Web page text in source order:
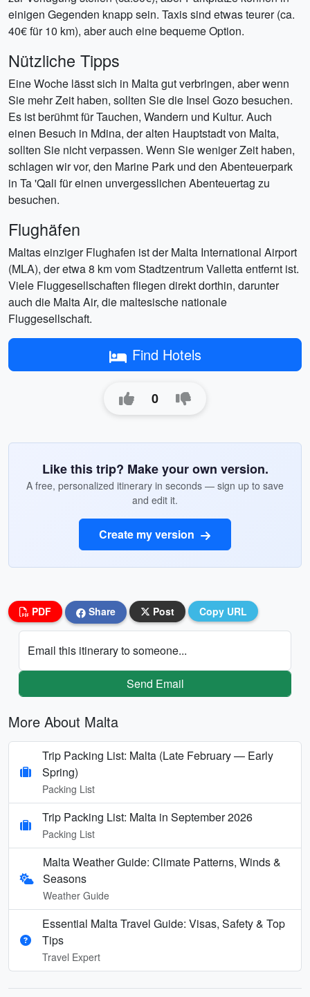
einigen Gegenden knapp sein. Taxis sind etwas teurer (ca.
40€ für 10 km), aber auch eine bequeme Option.
Nützliche Tipps
Eine Woche lässt sich in Malta gut verbringen, aber wenn
Sie mehr Zeit haben, sollten Sie die Insel Gozo besuchen.
Es ist berühmt für Tauchen, Wandern und Kultur. Auch
einen Besuch in Mdina, der alten Hauptstadt von Malta,
sollten Sie nicht verpassen. Wenn Sie weniger Zeit haben,
schlagen wir vor, den Marine Park und den Abenteuerpark
in Ta 'Qali für einen unvergesslichen Abenteuertag zu
besuchen.
Flughäfen
Maltas einziger Flughafen ist der Malta International Airport
(MLA), der etwa 8 km vom Stadtzentrum Valletta entfernt ist.
Viele Fluggesellschaften fliegen direkt dorthin, darunter
auch die Malta Air, die maltesische nationale
Fluggesellschaft.
Find Hotels
0
Like this trip? Make your own version.
A free, personalized itinerary in seconds — sign up to save
and edit it.
Create my version
PDF Share Post Copy URL
Email this itinerary to someone...
Send Email
More About Malta
Trip Packing List: Malta (Late February — Early
Spring)
Packing List
Trip Packing List: Malta in September 2026
Packing List
Malta Weather Guide: Climate Patterns, Winds &
Seasons
Weather Guide
Essential Malta Travel Guide: Visas, Safety & Top
Tips
Travel Expert